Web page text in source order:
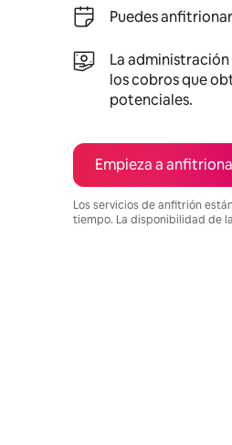
Puedes
La
los cobros que
potenciales.
Empieza a
Los servicios de anfitrión
tiempo. La disponibilidad de